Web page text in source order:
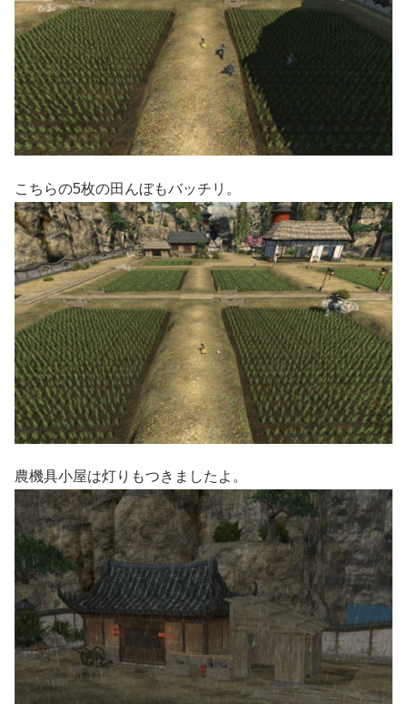
こちらの5枚の田んぼもバッチリ。
農機具小屋は灯りもつきましたよ。